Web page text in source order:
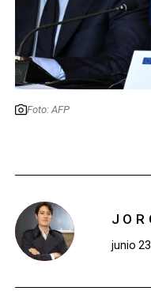
Foto: AFP
junio